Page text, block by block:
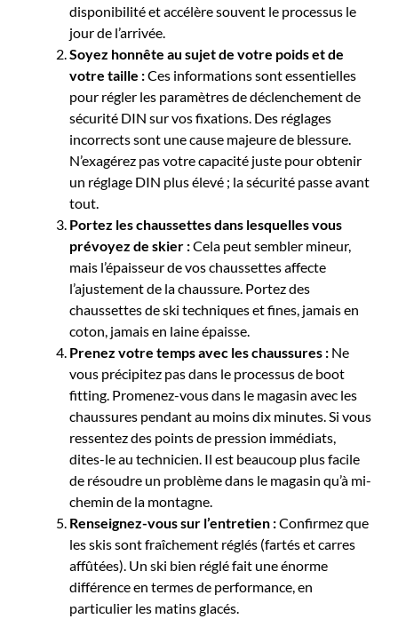
disponibilité et accélère souvent le processus le
jour de l’arrivée.
Soyez honnête au sujet de votre poids et de
votre taille :Ces informations sont essentielles
pour régler les paramètres de déclenchement de
sécurité DIN sur vos fixations. Des réglages
incorrects sont une cause majeure de blessure.
N’exagérez pas votre capacité juste pour obtenir
un réglage DIN plus élevé ; la sécurité passe avant
tout.
Portez les chaussettes dans lesquelles vous
prévoyez de skier :Cela peut sembler mineur,
mais l’épaisseur de vos chaussettes affecte
l’ajustement de la chaussure. Portez des
chaussettes de ski techniques et fines, jamais en
coton, jamais en laine épaisse.
Prenez votre temps avec les chaussures : Ne
vous précipitez pas dans le processus de boot
fitting. Promenez-vous dans le magasin avec les
chaussures pendant au moins dix minutes. Si vous
ressentez des points de pression immédiats,
dites-le au technicien. Il est beaucoup plus facile
de résoudre un problème dans le magasin qu’à mi-
chemin de la montagne.
Renseignez-vous sur l’entretien :Confirmez que
les skis sont fraîchement réglés (fartés et carres
affûtées). Un ski bien réglé fait une énorme
différence en termes de performance, en
particulier les matins glacés.